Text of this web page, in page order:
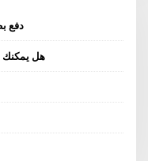
دفع
هل يمكنك